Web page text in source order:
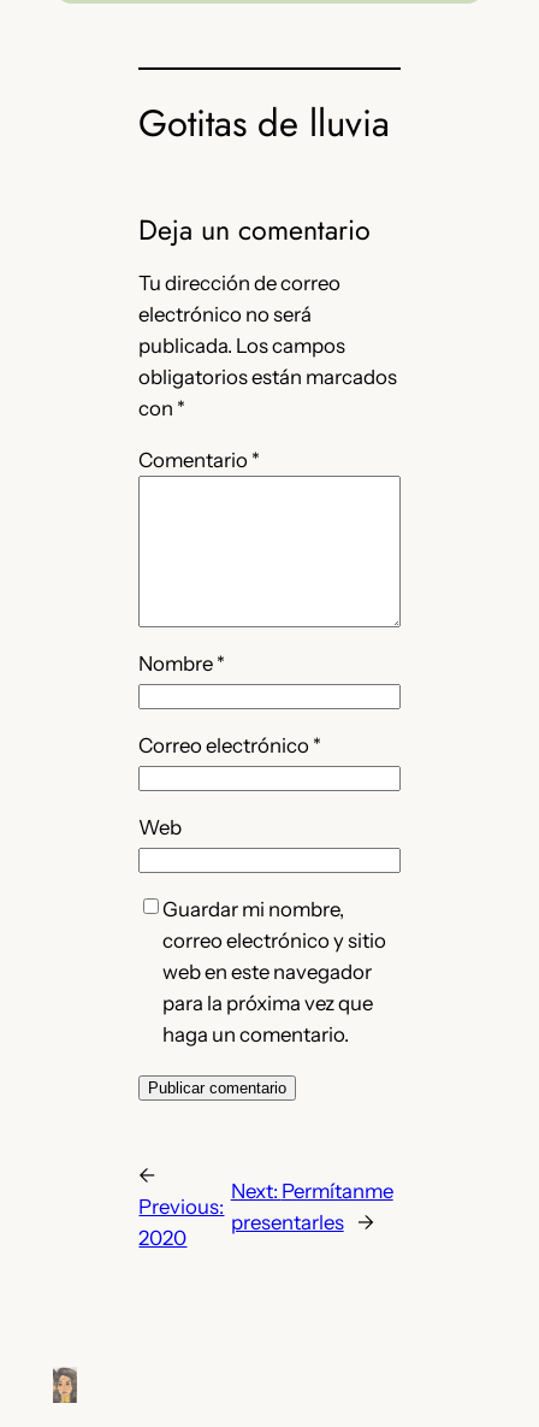
Gotitas de lluvia
Deja un comentario
Tu dirección de correo
electrónico no será
publicada. Los campos
obligatorios están marcados
con *
Comentario *
Nombre *
Correo electrónico *
Web
Guardar mi nombre,
correo electrónico y sitio
web en este navegador
para la próxima vez que
haga un comentario.
←
Previous:
2020
Next: Permítanme
presentarles
→